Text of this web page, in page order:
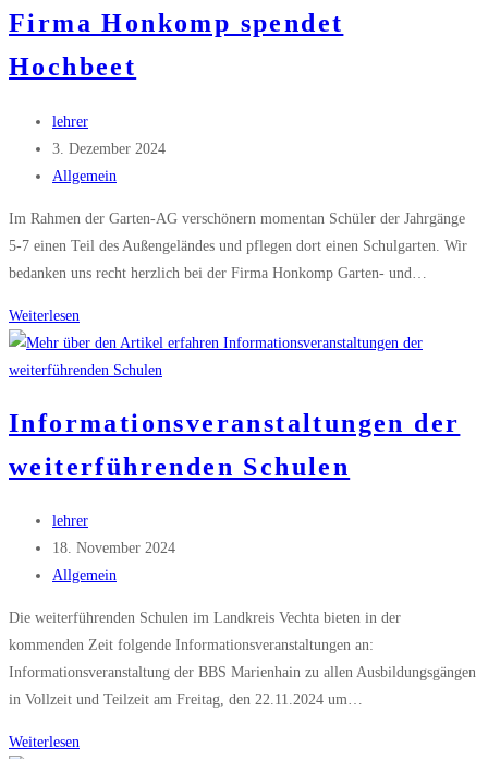
Firma Honkomp spendet
Hochbeet
Beitrags-
Autor:
lehrer
Beitrag
veröffentlicht:
3. Dezember 2024
Beitrags-
Allgemein
Im Rahmen der Garten-AG verschönern momentan Schüler der Jahrgänge
5-7 einen Teil des Außengeländes und pflegen dort einen Schulgarten. Wir
bedanken uns recht herzlich bei der Firma Honkomp Garten- und…
Weiterlesen
Honkomp
spendet
Informationsveranstaltungen der
weiterführenden Schulen
Beitrags-
Autor:
lehrer
Beitrag
veröffentlicht:
18. November 2024
Beitrags-
Allgemein
Die weiterführenden Schulen im Landkreis Vechta bieten in der
kommenden Zeit folgende Informationsveranstaltungen an:
Informationsveranstaltung der BBS Marienhain zu allen Ausbildungsgängen
in Vollzeit und Teilzeit am Freitag, den 22.11.2024 um…
Weiterlesen